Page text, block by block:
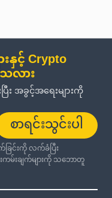
နှင့် Crypto
လား
ြီး အခွင့်အရေးများကို
စာရင်းသွင်းပါ
ြင်းကို လက်ခံပြီး
မ်းချက်များကို သဘောတူ